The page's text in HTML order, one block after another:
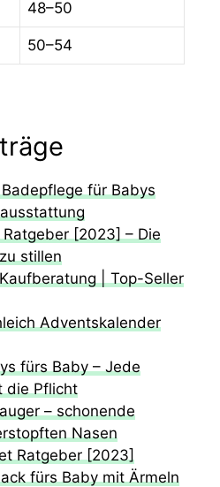
48–50
50–54
für Babys
[2023] – Die
stillen
| Top-Seller
Adventskalender
fürs Baby – Jede
die Pflicht
– schonende
Nasen
Ratgeber [2023]
fürs Baby mit Ärmeln